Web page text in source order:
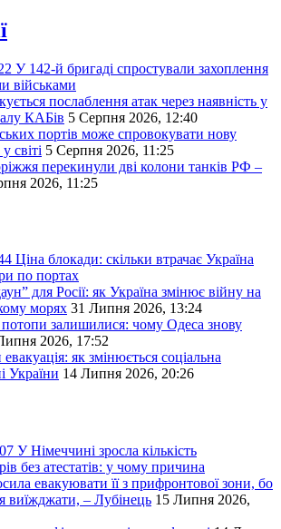
У 142-й бригаді спростували захоплення
військами
послаблення атак через наявність у
КАБів 5 Серпня 2026, 12:40
портів може спровокувати нову
світі 5 Серпня 2026, 11:25
перекинули дві колони танків РФ –
2026, 11:25
Ціна блокади: скільки втрачає Україна
по портах
для Росії: як Україна змінює війну на
морях 31 Липня 2026, 13:24
залишилися: чому Одеса знову
2026, 17:52
як змінюється соціальна
України 14 Липня 2026, 20:26
У Німеччині зросла кількість
без атестатів: у чому причина
евакуювати її з прифронтової зони, бо
виїжджати, – Лубінець 15 Липня 2026,